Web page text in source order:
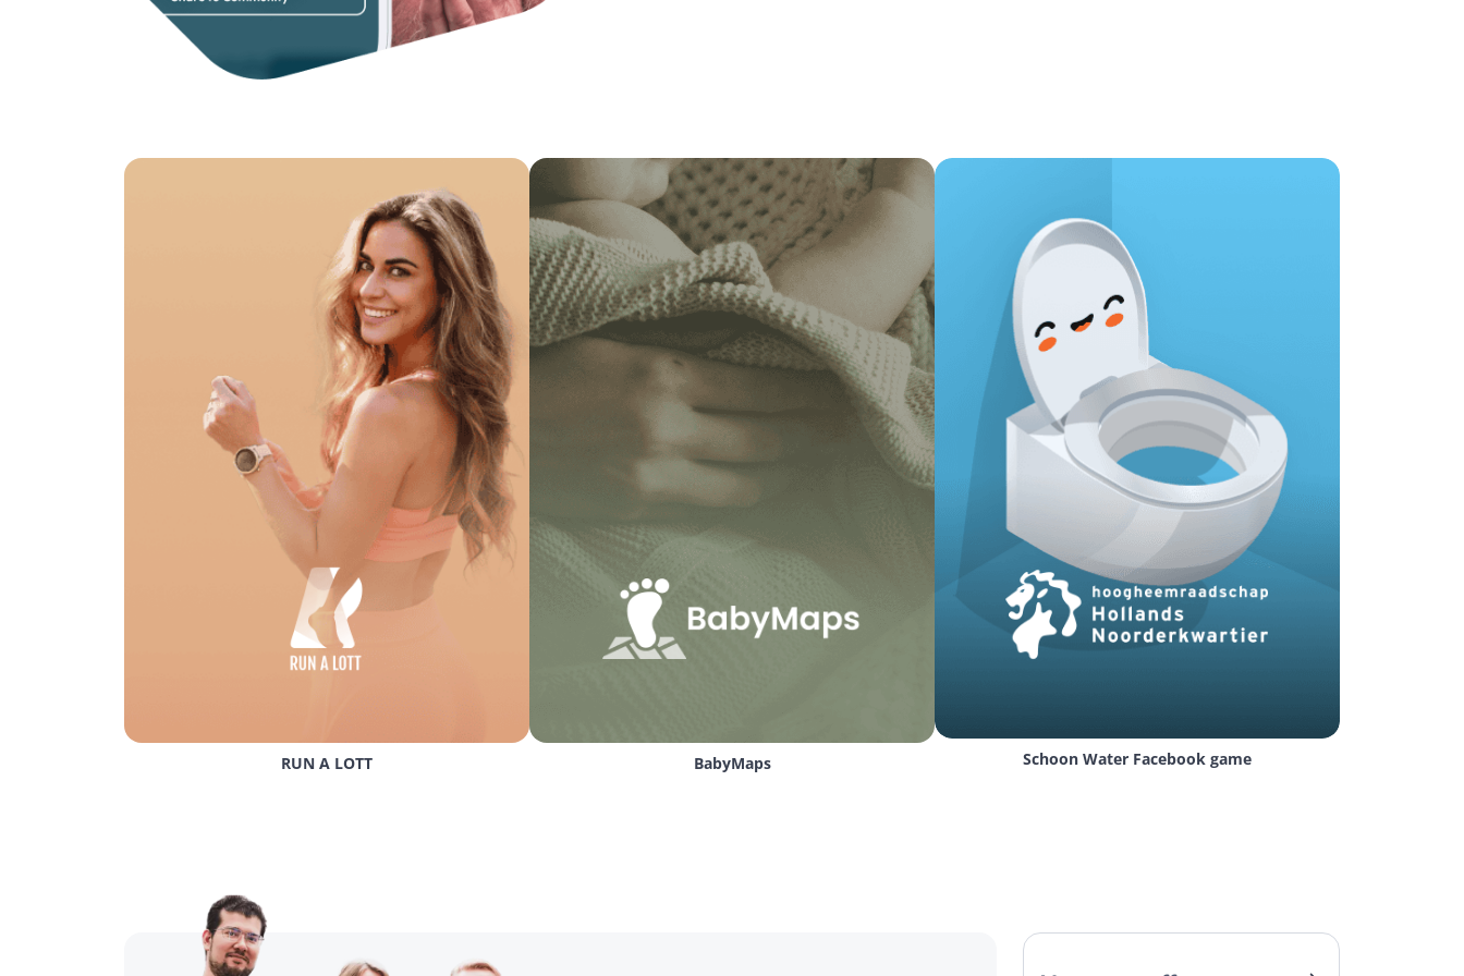
Met usability testing
en analytics achterhalen we welke aanpassingen de gebruikerservaring een boost kunnen geven richting onze doelstellingen,
zodat we onderbouwde keuzes kunnen maken om de hybride app door te ontwikkelen en te optimaliseren.
We maken jullie team digitaal wegwijs en we helpen de doelgroep te betrekken om nóg meer resultaat uit de app te halen.
Vanaf de eerste sparsessie, de ontwikkeling van de applicatie tot aan de blijvende ondersteuning: als app ontwikkelaar én strategisch partner
helpen we jullie graag om maximaal resultaat uit de hybride app te halen.
Hybride app ontwikkelaar in hartje Amsterdam
Als hybride app ontwikkelaar omarmen wij digitale diversiteit én een breed scala aan opdrachtgevers. En daar ligt precies onze kracht. Dagelijks
werken wij, 50+ enthousiaste professionals, vanuit hartje Amsterdam aan de mooiste en meest diverse projecten, voor kleine en grote
opdrachtgevers. Altijd met evenveel toewijding.
Een hybride app laten ontwikkelen?
Bespreek jullie ideeën, wensen of uitdagingen tijdens een vrijblijvende kennismaking. We beantwoorden jullie belangrijkste vragen en we denken
graag mee over een passend concept en de beste techniek voor een doeltreffende app. Neem vrijblijvend contact
Voordelenhybride app development
Bij het maken van een hybride app
wordt er gebruik gemaakt van een ontwikkeltechniek die geëxporteerd kan worden naar verschillende
hybride app
hoeven er geen aparte apps te worden gebouwd. Hierdoor kan er worden bespaard op het ontwikkelbudget en het onderhoud.
ontwikkeltechnieken in-house aan, zo kunnen we onafhankelijk adviseren welke techniek het beste aansluit op jouw situatie.
Een doeltreffendehybride app ontwikkelen
RUN A LOTT BabyMaps Schoon Water Facebook game